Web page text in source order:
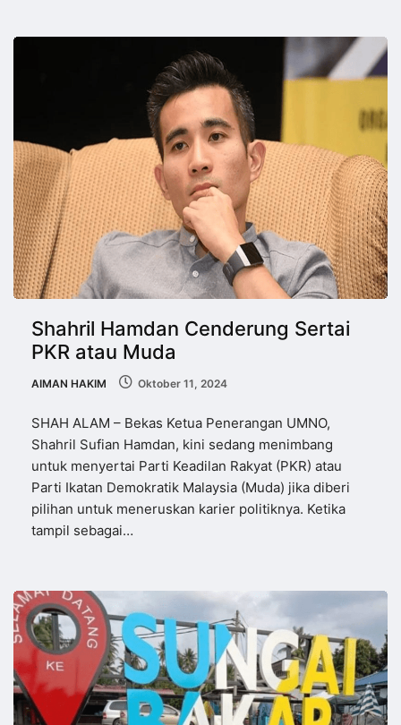
Shahril Hamdan Cenderung Sertai
PKR atau Muda
AIMAN HAKIM Oktober 11, 2024
SHAH ALAM – Bekas Ketua Penerangan UMNO,
Shahril Sufian Hamdan, kini sedang menimbang
untuk menyertai Parti Keadilan Rakyat (PKR) atau
Parti Ikatan Demokratik Malaysia (Muda) jika diberi
pilihan untuk meneruskan karier politiknya. Ketika
tampil sebagai…